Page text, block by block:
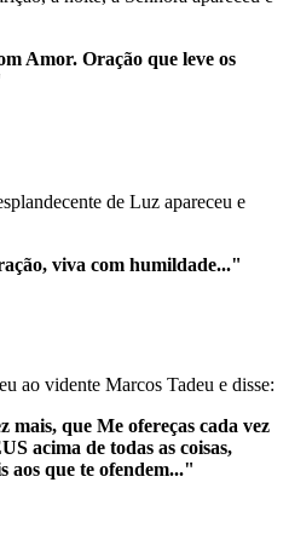
Amor. Oração que leve os
de Luz apareceu e
viva com humildade..."
ao vidente Marcos Tadeu e disse:
mais, que Me ofereças cada vez
acima de todas as coisas,
aos que te ofendem..."